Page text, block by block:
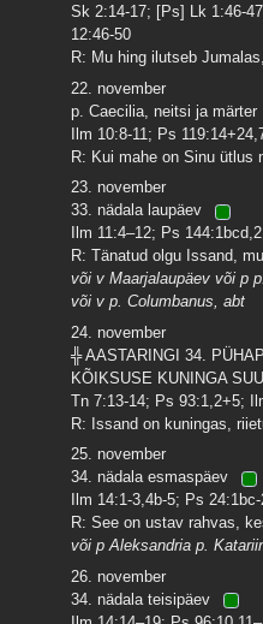
Sk 2:14-17; [Ps] Lk 1:46-
12:46-50
R: Mu hing ilutseb
22. november
p. Caecilia, neitsi ja märter
Ilm 10:8-11; Ps
R: Kui mahe on Sinu ütlus
23. november
33. nädala laupäev
Ilm 11:4–12; Ps
R: Tänatud olgu Issand,
või v Maarjalaupäev või p
või v p. Columbanus, abt
24. november
╬ AASTARINGI 34.
KÕIKSUSE KUNINGA
Tn 7:13-14; Ps 93:1,2+5;
R: Issand on kuningas,
25. november
34. nädala esmaspäev
Ilm 14:1-3,4b-5; Ps
R: See on ustav rahvas,
või p Aleksandria p.
26. november
34. nädala teisipäev